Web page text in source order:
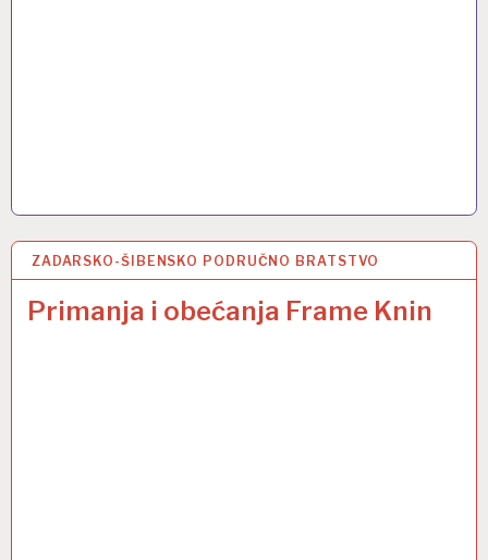
ZADARSKO-ŠIBENSKO PODRUČNO BRATSTVO
Primanja i obećanja Frame Knin
2 VELJ 2017